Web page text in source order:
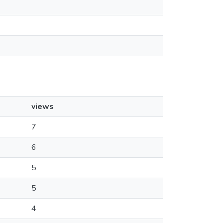
views
7
6
5
5
4